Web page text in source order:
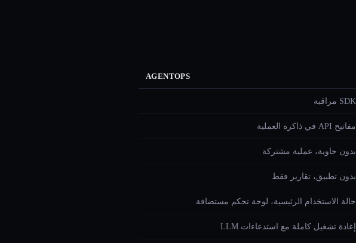
AGENTOPS
SDK مراقبة
مفاتيح API في ذاكرة العملية
بدون حاوية، عملية مشتركة
بدون تطبيق، تقارير فقط
حالة الاستخدام الرئيسية، لوحة تحكم مستضافة
إعادة تشغيل كاملة مع استدعاءات LLM